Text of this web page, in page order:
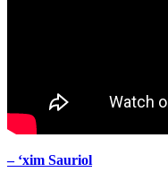
– ‘xim Sauriol